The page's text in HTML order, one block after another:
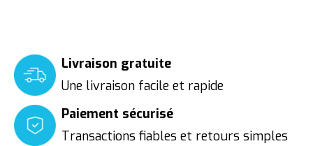
Livraison gratuite
Une livraison facile et rapide
Paiement sécurisé
Transactions fiables et retours simples